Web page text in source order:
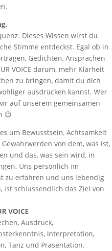
Dieses Wissen wirst du
Stimme entdeckst. Egal ob in
Gedichten, Ansprachen
VOICE darum, mehr Klarheit
zu bringen, damit du dich
ausdrücken kannst. Wer
auf unserem gemeinsamen
😉
um Bewusstsein, Achtsamkeit
von dem, was ist,
und das, was sein wird, in
Uns persönlich im
zu erfahren und uns lebendig
ist schlussendlich das Ziel von
VOICE
Ausdruck,
Interpretation,
Tanz und Präsentation.